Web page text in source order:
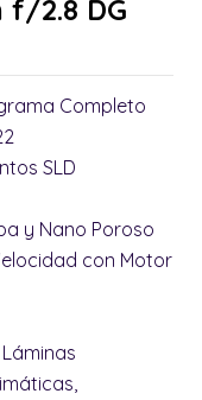
f/2.8 DG
Completo
SLD
y Nano Poroso
con Motor